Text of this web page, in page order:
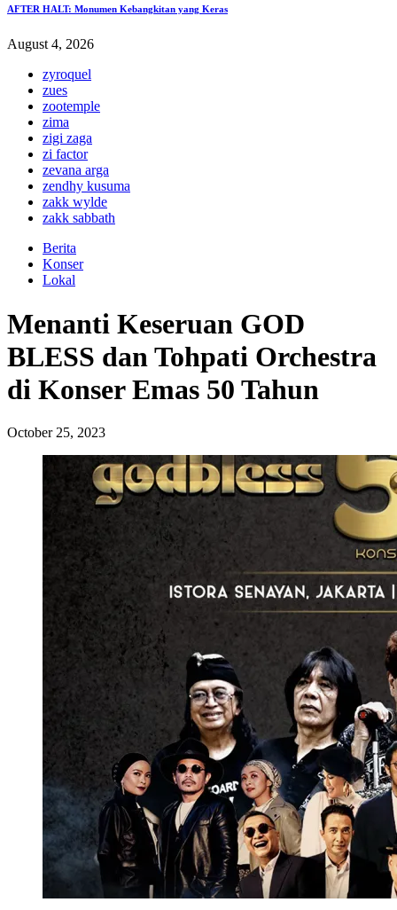
AFTER HALT: Monumen Kebangkitan yang Keras
August 4, 2026
zyroquel
zues
zootemple
zima
zigi zaga
zi factor
zevana arga
zendhy kusuma
zakk wylde
zakk sabbath
Berita
Konser
Lokal
​​Menanti Keseruan GOD
BLESS dan Tohpati Orchestra
di Konser Emas 50 Tahun
October 25, 2023